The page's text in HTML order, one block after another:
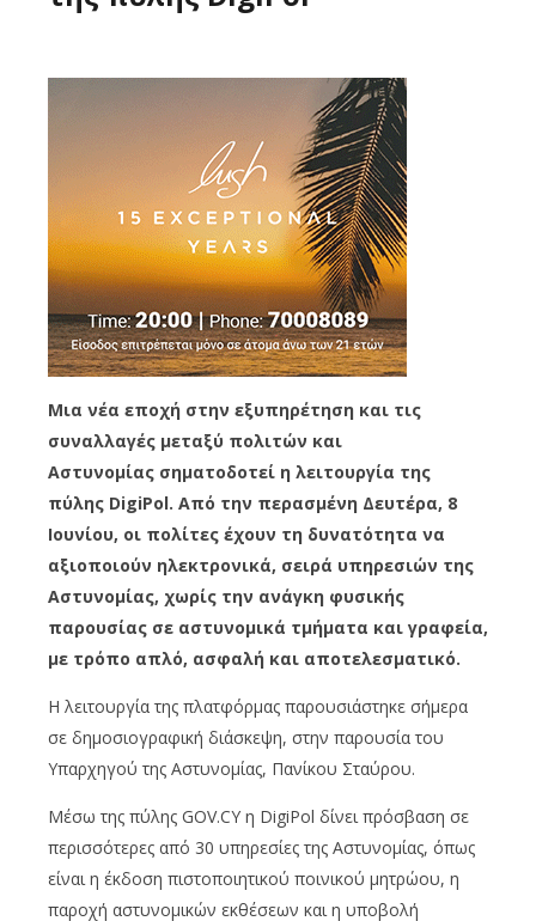
Μια νέα εποχή στην εξυπηρέτηση και τις
συναλλαγές μεταξύ πολιτών και
Αστυνομίας σηματοδοτεί η λειτουργία της
πύλης DigiPol. Από την περασμένη Δευτέρα, 8
Ιουνίου, οι πολίτες έχουν τη δυνατότητα να
αξιοποιούν ηλεκτρονικά, σειρά υπηρεσιών της
Αστυνομίας, χωρίς την ανάγκη φυσικής
παρουσίας σε αστυνομικά τμήματα και γραφεία,
με τρόπο απλό, ασφαλή και αποτελεσματικό.
Η λειτουργία της πλατφόρμας παρουσιάστηκε σήμερα
σε δημοσιογραφική διάσκεψη, στην παρουσία του
Υπαρχηγού της Αστυνομίας, Πανίκου Σταύρου.
Μέσω της πύλης GOV.CY η DigiPol δίνει πρόσβαση σε
περισσότερες από 30 υπηρεσίες της Αστυνομίας, όπως
είναι η έκδοση πιστοποιητικού ποινικού μητρώου, η
παροχή αστυνομικών εκθέσεων και η υποβολή